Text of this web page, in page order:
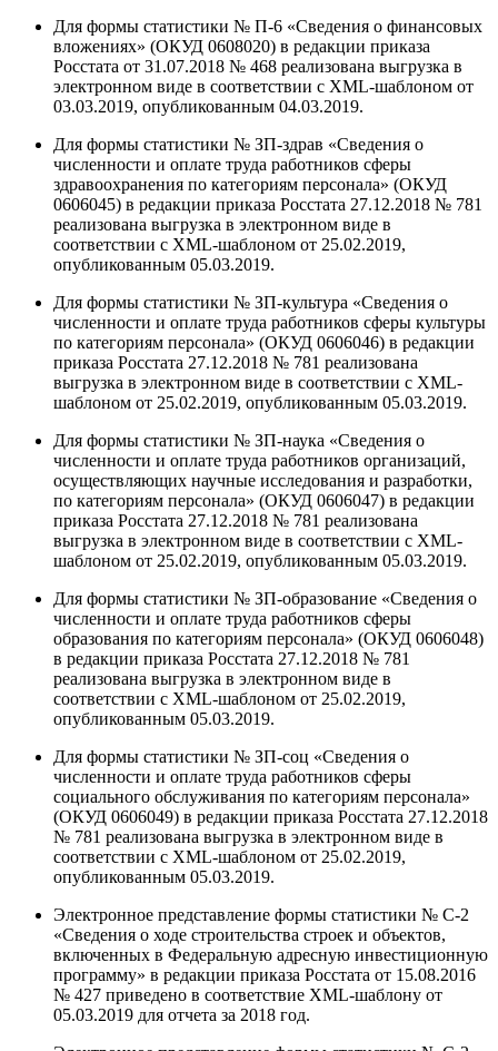
Для формы статистики № П-6 «Сведения о финансовых
вложениях» (ОКУД 0608020) в редакции приказа
Росстата от 31.07.2018 № 468 реализована выгрузка в
электронном виде в соответствии с XML-шаблоном от
03.03.2019, опубликованным 04.03.2019.
Для формы статистики № ЗП-здрав «Сведения о
численности и оплате труда работников сферы
здравоохранения по категориям персонала» (ОКУД
0606045) в редакции приказа Росстата 27.12.2018 № 781
реализована выгрузка в электронном виде в
соответствии с XML-шаблоном от 25.02.2019,
опубликованным 05.03.2019.
Для формы статистики № ЗП-культура «Сведения о
численности и оплате труда работников сферы культуры
по категориям персонала» (ОКУД 0606046) в редакции
приказа Росстата 27.12.2018 № 781 реализована
выгрузка в электронном виде в соответствии с XML-
шаблоном от 25.02.2019, опубликованным 05.03.2019.
Для формы статистики № ЗП-наука «Сведения о
численности и оплате труда работников организаций,
осуществляющих научные исследования и разработки,
по категориям персонала» (ОКУД 0606047) в редакции
приказа Росстата 27.12.2018 № 781 реализована
выгрузка в электронном виде в соответствии с XML-
шаблоном от 25.02.2019, опубликованным 05.03.2019.
Для формы статистики № ЗП-образование «Сведения о
численности и оплате труда работников сферы
образования по категориям персонала» (ОКУД 0606048)
в редакции приказа Росстата 27.12.2018 № 781
реализована выгрузка в электронном виде в
соответствии с XML-шаблоном от 25.02.2019,
опубликованным 05.03.2019.
Для формы статистики № ЗП-соц «Сведения о
численности и оплате труда работников сферы
социального обслуживания по категориям персонала»
(ОКУД 0606049) в редакции приказа Росстата 27.12.2018
№ 781 реализована выгрузка в электронном виде в
соответствии с XML-шаблоном от 25.02.2019,
опубликованным 05.03.2019.
Электронное представление формы статистики № С-2
«Сведения о ходе строительства строек и объектов,
включенных в Федеральную адресную инвестиционную
программу» в редакции приказа Росстата от 15.08.2016
№ 427 приведено в соответствие XML-шаблону от
05.03.2019 для отчета за 2018 год.